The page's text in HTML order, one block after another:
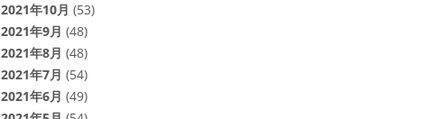
2021年10月 (53)
2021年9月 (48)
2021年8月 (48)
2021年7月 (54)
2021年6月 (49)